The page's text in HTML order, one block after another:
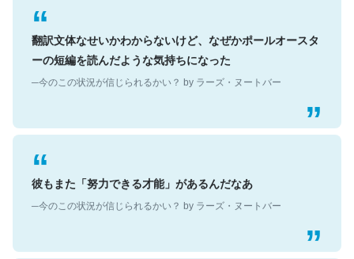
翻訳文体なせいかわからないけど、なぜかポールオースタ
ーの短編を読んだような気持ちになった
彼もまた「努力できる才能」があるんだなあ